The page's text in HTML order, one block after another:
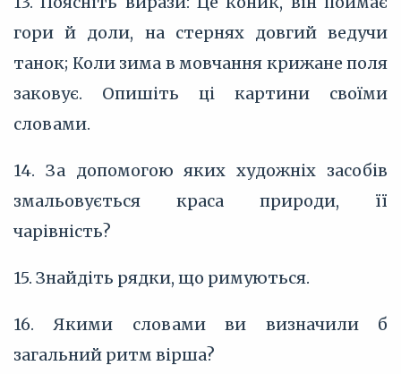
гори й доли, на стернях довгий ведучи
танок; Коли зима в мовчання крижане поля
заковує. Опишіть ці картини своїми
словами.
14. За допомогою яких художніх засобів
змальовується краса природи, її
чарівність?
15. Знайдіть рядки, що римуються.
16. Якими словами ви визначили б
загальний ритм вірша?